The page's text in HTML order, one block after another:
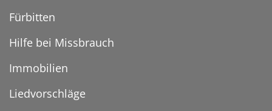
Fürbitten
Hilfe bei Missbrauch
Immobilien
Liedvorschläge